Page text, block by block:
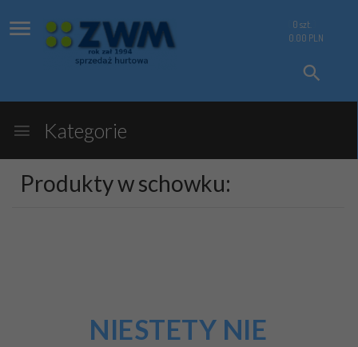
0 szt.
0.00 PLN
Kategorie
Produkty w schowku:
NIESTETY NIE